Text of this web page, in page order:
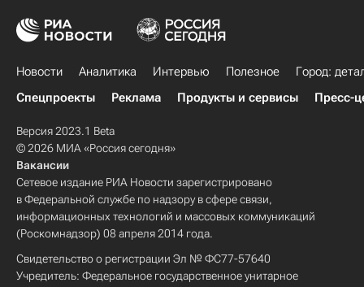
Новости Аналитика Интервью Полезное
Город:
Спецпроекты
Реклама Продукты и сервисы Пресс-
Версия 2023.1 Beta
© 2026 МИА «Россия сегодня»
Вакансии
Сетевое издание РИА Новости зарегистрировано
в Федеральной службе по надзору в сфере связи,
информационных технологий и массовых коммуникаций
(Роскомнадзор) 08 апреля 2014 года.
Свидетельство о регистрации Эл № ФС77-57640
Учредитель: Федеральное государственное унитарное